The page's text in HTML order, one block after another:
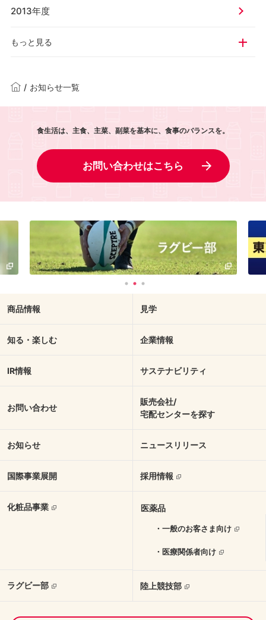
2013年度
もっと見る
/ お知らせ一覧
食生活は、主食、主菜、副菜を基本に、食事のバランスを。
お問い合わせはこちら
商品情報 見学
知る・楽しむ 企業情報
IR情報 サステナビリティ
お問い合わせ
販売会社/
宅配センターを探す
お知らせ ニュースリリース
国際事業展開 採用情報
化粧品事業 医薬品
・一般のお客さま向け
・医療関係者向け
ラグビー部 陸上競技部